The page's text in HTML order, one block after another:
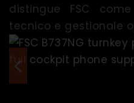
distingue FSC
tecnico e gestionale